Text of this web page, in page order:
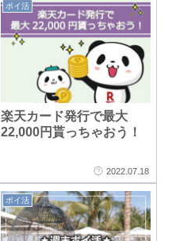
ポイ活
楽天カード発行で最大
22,000円貰っちゃおう！
2022.07.18
ポイ活